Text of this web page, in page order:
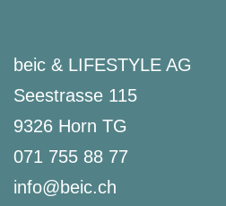
beic & LIFESTYLE AG
Seestrasse 115
9326 Horn TG
071 755 88 77
info@beic.ch